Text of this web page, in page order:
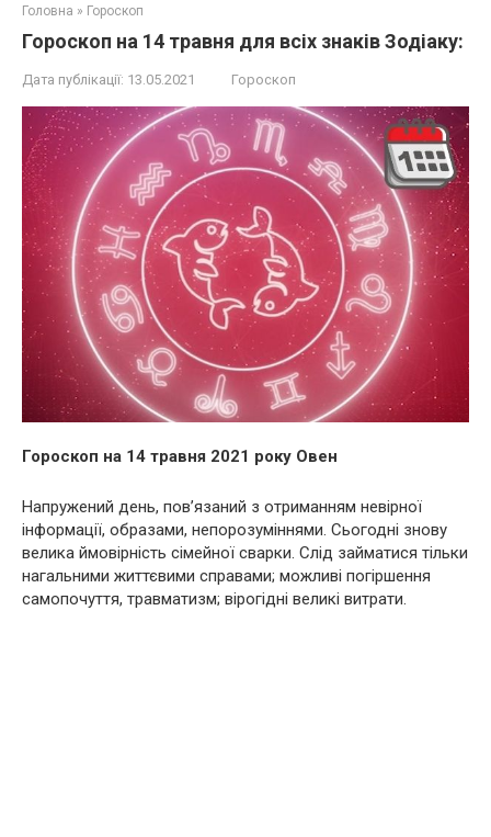
Головна » Гороскоп
Гороскоп на 14 травня для всіх знаків Зодіаку:
Дата публікації: 13.05.2021 Гороскоп
Гороскоп на 14 травня 2021 року Овен
Напружений день, пов’язаний з отриманням невірної
інформації, образами, непорозуміннями. Сьогодні знову
велика ймовірність сімейної сварки. Слід займатися тільки
нагальними життєвими справами; можливі погіршення
самопочуття, травматизм; вірогідні великі витрати.